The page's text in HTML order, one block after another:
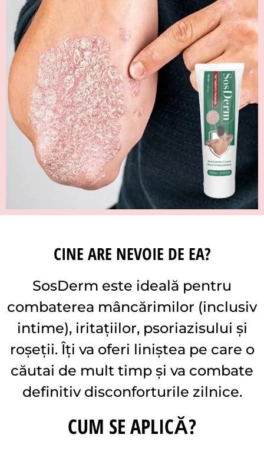
CINE ARE NEVOIE DE EA?
SosDerm este ideală pentru
combaterea mâncărimilor (inclusiv
intime), iritațiilor, psoriazisului și
roșeții. Îți va oferi liniștea pe care o
căutai de mult timp și va combate
definitiv disconforturile zilnice.
CUM SE APLICĂ?